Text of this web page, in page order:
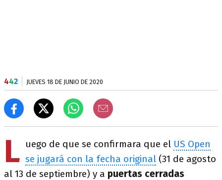
442 JUEVES 18 DE JUNIO DE 2020
L uego de que se confirmara que el US Open
se jugará con la fecha original (31 de agosto
al 13 de septiembre) y a puertas cerradas